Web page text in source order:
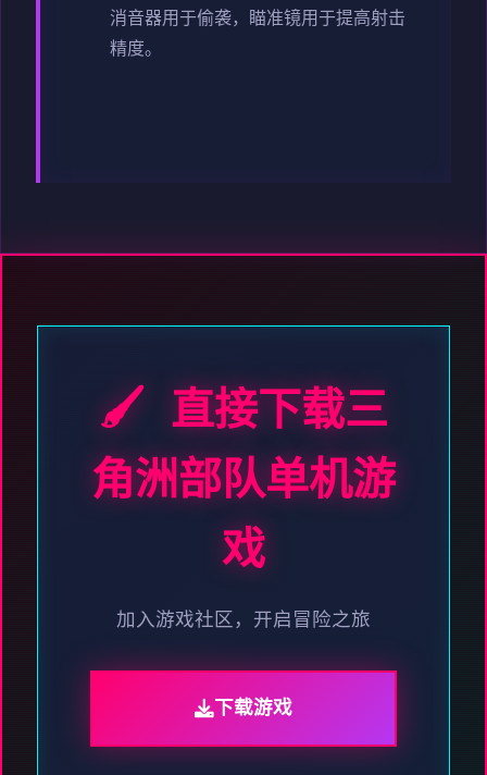
消音器用于偷袭，瞄准镜用于提高射击
精度。
🖌️ 直接下载三
角洲部队单机游
戏
加入游戏社区，开启冒险之旅
下载游戏